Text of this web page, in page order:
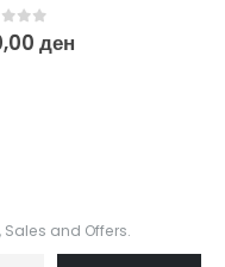
of 5
ден
and Offers.